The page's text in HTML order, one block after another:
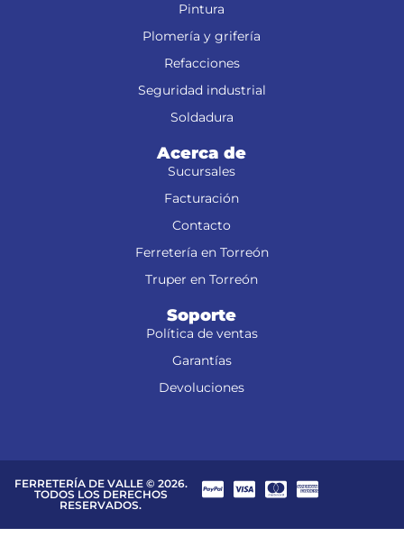
Pintura
Plomería y grifería
Refacciones
Seguridad industrial
Soldadura
Acerca de
Sucursales
Facturación
Contacto
Ferretería en Torreón
Truper en Torreón
Soporte
Política de ventas
Garantías
Devoluciones
FERRETERÍA DE VALLE © 2026.
TODOS LOS DERECHOS
RESERVADOS.